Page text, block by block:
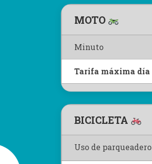
MOTO
Minuto
Tarifa máxima día
BICICLETA
Uso de parqueadero